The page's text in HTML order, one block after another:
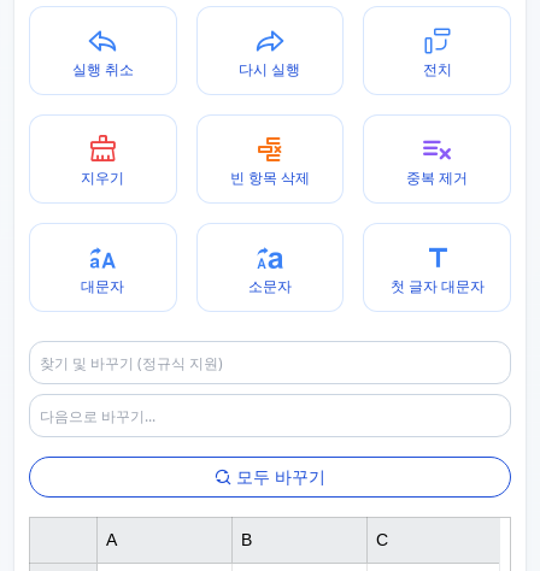
실행 취소 다시 실행 전치
지우기 빈 항목 삭제 중복 제거
대문자 소문자 첫 글자 대문자
모두 바꾸기
A B C